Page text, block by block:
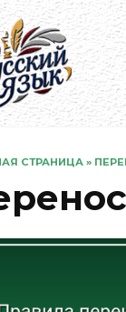
СТРАНИЦА »